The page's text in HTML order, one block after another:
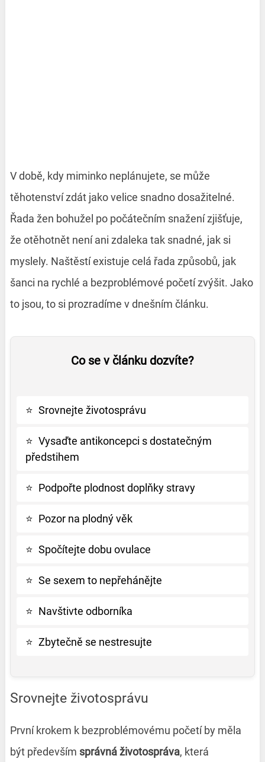
V době, kdy miminko neplánujete, se může
těhotenství zdát jako velice snadno dosažitelné.
Řada žen bohužel po počátečním snažení zjišťuje,
že otěhotnět není ani zdaleka tak snadné, jak si
myslely. Naštěstí existuje celá řada způsobů, jak
šanci na rychlé a bezproblémové početí zvýšit. Jako
to jsou, to si prozradíme v dnešním článku.
Co se v článku dozvíte?
⭐ Srovnejte životosprávu
⭐ Vysaďte antikoncepci s dostatečným
předstihem
⭐ Podpořte plodnost doplňky stravy
⭐ Pozor na plodný věk
⭐ Spočítejte dobu ovulace
⭐ Se sexem to nepřehánějte
⭐ Navštivte odborníka
⭐ Zbytečně se nestresujte
Srovnejte životosprávu
První krokem k bezproblémovému početí by měla
být především správná životospráva, která